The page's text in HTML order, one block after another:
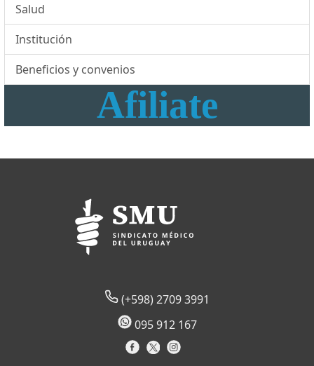
Salud
Institución
Beneficios y convenios
Afiliate
(+598) 2709 3991
095 912 167